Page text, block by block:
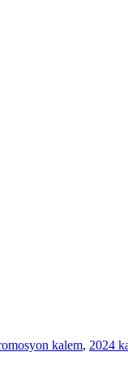
kalem, 2024